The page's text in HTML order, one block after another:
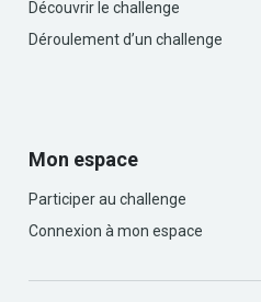
Découvrir le challenge
Déroulement d’un challenge
Mon espace
Participer au challenge
Connexion à mon espace